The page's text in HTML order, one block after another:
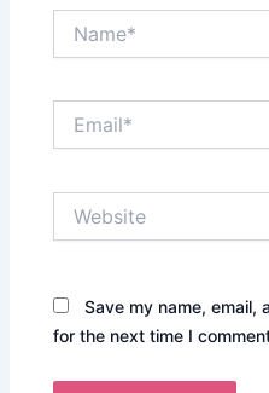
Save my name,
for the next time I